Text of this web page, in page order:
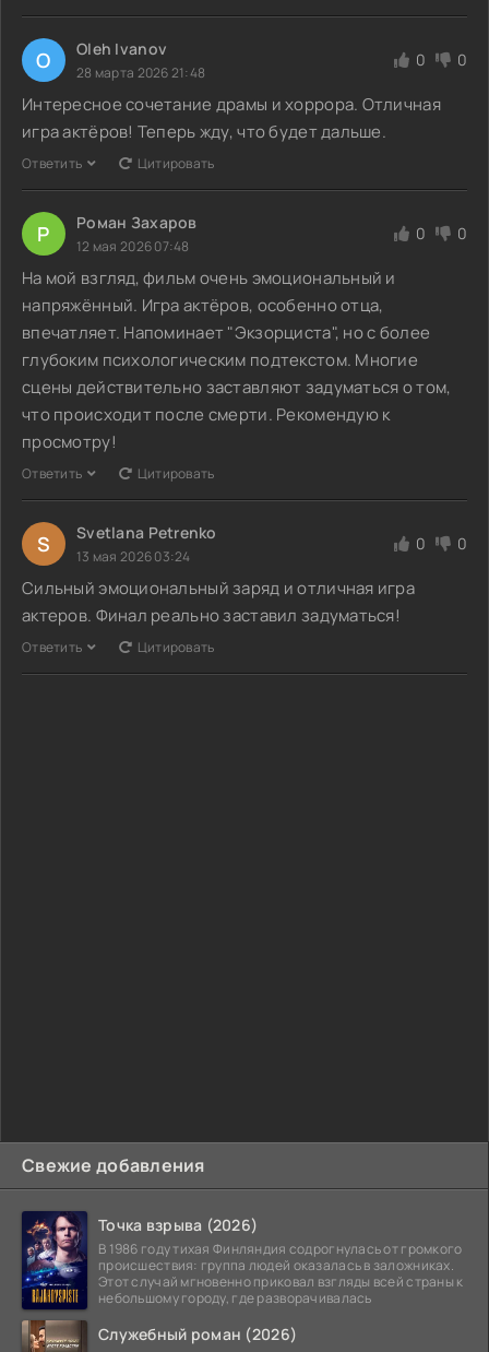
Свежие добавления
Точка взрыва (2026)
В 1986 году тихая Финляндия содрогнулась от громкого
происшествия: группа людей оказалась в заложниках.
Этот случай мгновенно приковал взгляды всей страны к
небольшому городу, где разворачивалась
Служебный роман (2026)
O Oleh Ivanov
28 марта 2026 21:48
0 0
Интересное сочетание драмы и хоррора. Отличная
игра актёров! Теперь жду, что будет дальше.
Ответить Цитировать
Р Роман Захаров
12 мая 2026 07:48
0 0
На мой взгляд, фильм очень эмоциональный и
напряжённый. Игра актёров, особенно отца,
впечатляет. Напоминает "Экзорциста", но с более
глубоким психологическим подтекстом. Многие
сцены действительно заставляют задуматься о том,
что происходит после смерти. Рекомендую к
просмотру!
Ответить Цитировать
S Svetlana Petrenko
13 мая 2026 03:24
0 0
Сильный эмоциональный заряд и отличная игра
актеров. Финал реально заставил задуматься!
Ответить Цитировать